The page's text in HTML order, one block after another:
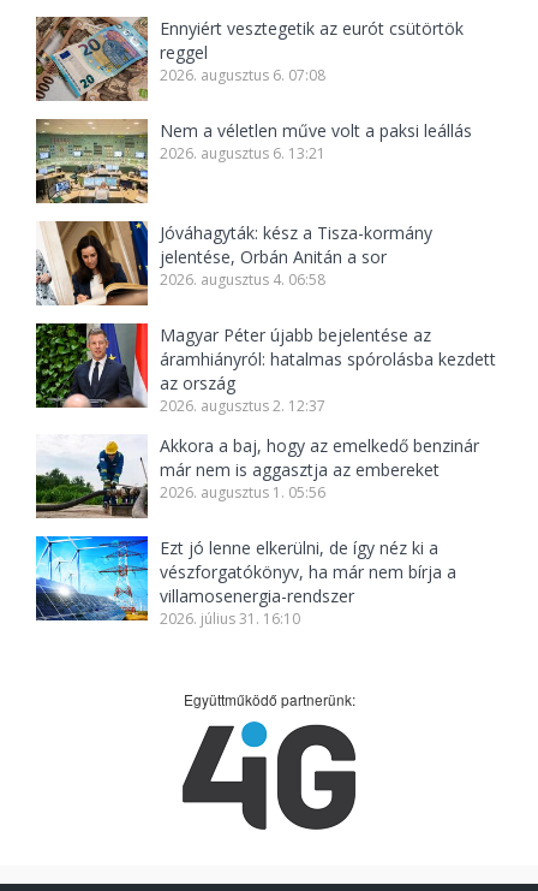
Ennyiért vesztegetik az eurót csütörtök
reggel
2026. augusztus 6. 07:08
Nem a véletlen műve volt a paksi leállás
2026. augusztus 6. 13:21
Jóváhagyták: kész a Tisza-kormány
jelentése, Orbán Anitán a sor
2026. augusztus 4. 06:58
Magyar Péter újabb bejelentése az
áramhiányról: hatalmas spórolásba kezdett
az ország
2026. augusztus 2. 12:37
Akkora a baj, hogy az emelkedő benzinár
már nem is aggasztja az embereket
2026. augusztus 1. 05:56
Ezt jó lenne elkerülni, de így néz ki a
vészforgatókönyv, ha már nem bírja a
villamosenergia-rendszer
2026. július 31. 16:10
Együttműködő partnerünk: